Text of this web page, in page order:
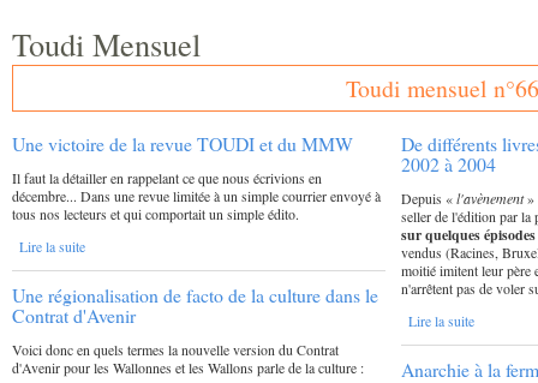
Toudi Mensuel
Toudi mensuel
Une victoire de la revue TOUDI et du MMW
Il faut la détailler en rappelant ce que nous écrivions en
décembre... Dans une revue limitée à un simple courrier envoyé à
tous nos lecteurs et qui comportait un simple édito.
Lire la suite
Une régionalisation de facto de la culture dans le
Contrat d'Avenir
Voici donc en quels termes la nouvelle version du Contrat
d'Avenir pour les Wallonnes et les Wallons parle de la culture :
De différents
2002 à 2004
Depuis «l'avènement»
seller de l'édition par
sur quelques
vendus (Racines,
moitié imitent leur père
n'arrêtent pas de voler
Lire la suite
Anarchie à la